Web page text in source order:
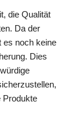
die Qualität
Da der
es noch keine
Dies
Produkte